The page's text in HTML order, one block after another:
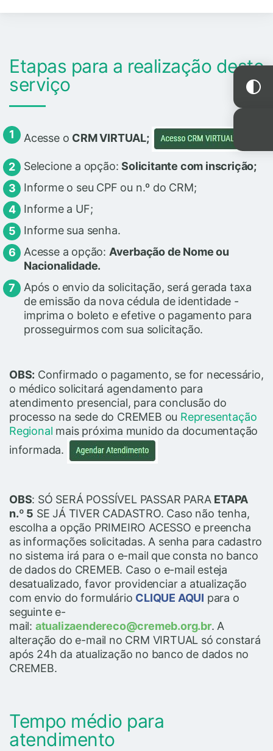
Etapas para a realização deste
serviço
Acesse o CRM VIRTUAL;
Selecione a opção:Solicitante com inscrição;
Informe o seu CPF ou n.º do CRM;
Informe a UF;
Informe sua senha.
Acesse a opção: Averbação de Nome ou
Nacionalidade.
Após o envio da solicitação, será gerada taxa
de emissão da nova cédula de identidade -
imprima o boleto e efetive o pagamento para
prosseguirmos com sua solicitação.
OBS: Confirmado o pagamento, se for necessário,
o médico solicitará agendamento para
atendimento presencial, para conclusão do
processo na sede do CREMEB ou Representação
Regional mais próxima munido da documentação
informada.
OBS: SÓ SERÁ POSSÍVEL PASSAR PARA ETAPA
n.º 5 SE JÁ TIVER CADASTRO. Caso não tenha,
escolha a opção PRIMEIRO ACESSO e preencha
as informações solicitadas. A senha para cadastro
no sistema irá para o e-mail que consta no banco
de dados do CREMEB. Caso o e-mail esteja
desatualizado, favor providenciar a atualização
com envio do formulário CLIQUE AQUI para o
seguinte e-
mail: atualizaendereco@cremeb.org.br. A
alteração do e-mail no CRM VIRTUAL só constará
após 24h da atualização no banco de dados no
CREMEB.
Tempo médio para
atendimento